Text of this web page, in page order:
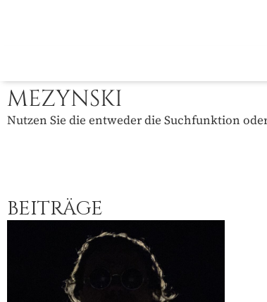
MEZYNSKI
Nutzen Sie die entweder die Suchfunktion
BEITRÄGE